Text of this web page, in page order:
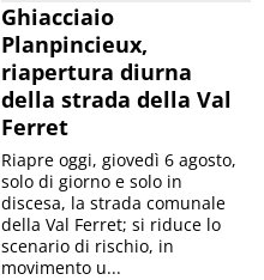
Ghiacciaio
Planpincieux,
riapertura diurna
della strada della Val
Ferret
Riapre oggi, giovedì 6 agosto,
solo di giorno e solo in
discesa, la strada comunale
della Val Ferret; si riduce lo
scenario di rischio, in
movimento u...